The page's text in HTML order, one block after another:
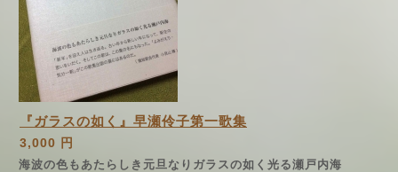
『ガラスの如く』早瀬伶子第一歌集
3,000 円
海波の色もあたらしき元旦なりガラスの如く光る瀬戸内海